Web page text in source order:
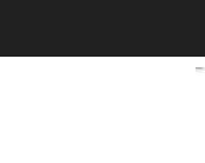
y agresiones a